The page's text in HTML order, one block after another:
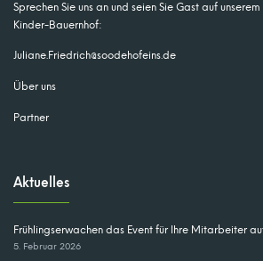
Sprechen Sie uns an und seien Sie Gast auf
Kinder-Bauernhof:
Juliane.Friedrich@soodehofeins.de
Über uns
Partner
Aktuelles
Frühlingserwachen das Event für Ihre Mitarbeiter
5. Februar 2026